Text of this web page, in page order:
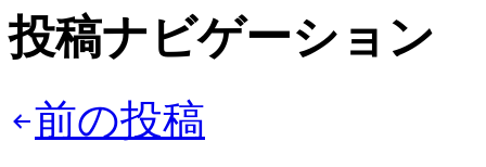
投稿ナビゲーション
前の投稿